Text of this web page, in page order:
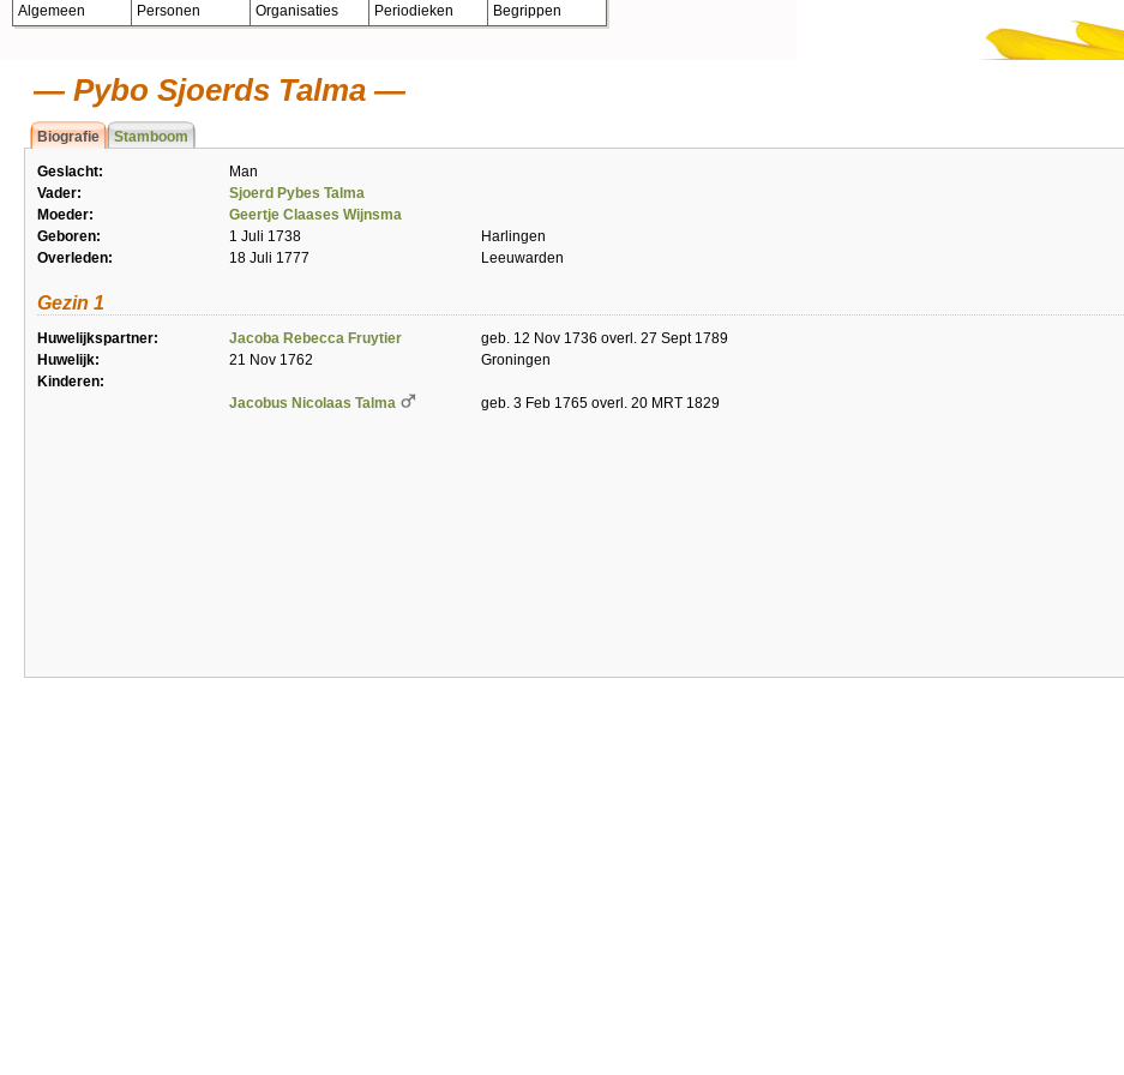
Algemeen Personen Organisaties Periodieken Begrippen
Pybo Sjoerds Talma
Biografie Stamboom
Geslacht:
Man
Vader:
Sjoerd Pybes Talma
Moeder:
Geertje Claases Wijnsma
Geboren:
1 Juli 1738
Harlingen
Overleden:
18 Juli 1777 Leeuwarden
Gezin 1
Huwelijkspartner: Jacoba Rebecca Fruytier
geb. 12 Nov 1736 overl. 27 Sept 1789
Huwelijk:
21 Nov 1762
Groningen
Kinderen:
Jacobus Nicolaas Talma
geb. 3 Feb 1765 overl. 20 MRT 1829